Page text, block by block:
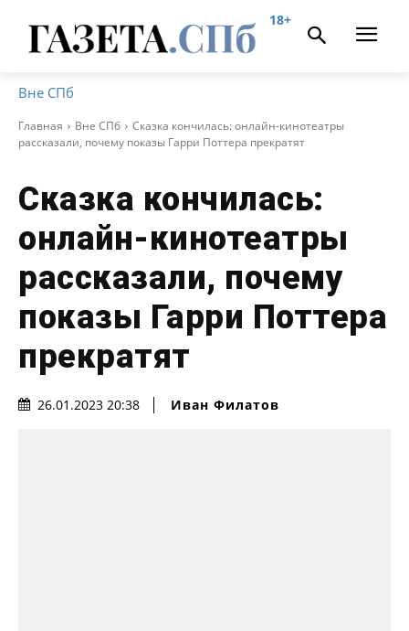
18+
Вне СПб
Главная Вне СПб
Сказка кончилась: онлайн-кинотеатры
рассказали, почему показы Гарри Поттера прекратят
Сказка кончилась:
онлайн-кинотеатры
рассказали, почему
показы Гарри Поттера
прекратят
26.01.2023 20:38 Иван Филатов